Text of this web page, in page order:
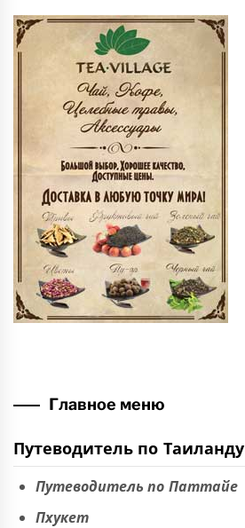
Главное меню
Путеводитель по Таиланду
Путеводитель по Паттайе
Пхукет